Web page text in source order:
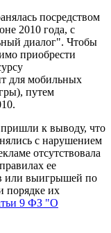
посредством
2010 года, с
диалог". Чтобы
приобрести
для мобильных
путем
к выводу, что
с нарушением
отсутствовала
ее
или выигрышей по
порядке их
9 ФЗ "О